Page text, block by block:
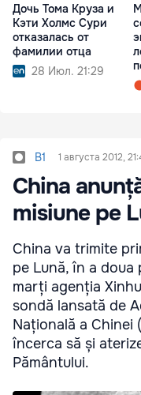
Дочь Тома Круза и
Кэти Холмс Сури
отказалась от
фамилии отца
28 Июл. 21:29
B1 1 августа 2012,
China
misiune pe
China va trimite
pe Lună, în a doua
marți agenția
sondă lansată de
Națională a Chinei
încerca să și
Pământului.